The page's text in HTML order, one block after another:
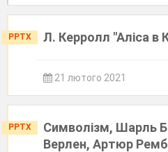
PPTX Л. Керролл "Аліса в
21 лютого 2021
PPTX
Символізм, Шарль
Верлен, Артюр